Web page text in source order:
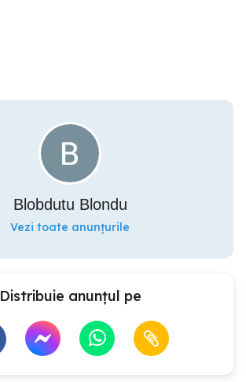
Blobdutu Blondu
Vezi toate anunțurile
Distribuie anunțul pe